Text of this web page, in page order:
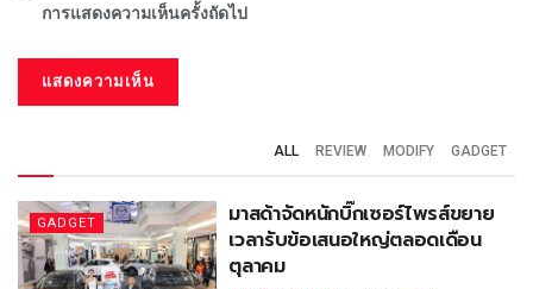
การแสดงความเห็นครั้งถัดไป
ALL REVIEW MODIFY GADGET
GADGET
มาสด้าจัดหนักบิ๊กเซอร์ไพรส์ขยาย
เวลารับข้อเสนอใหญ่ตลอดเดือน
ตุลาคม